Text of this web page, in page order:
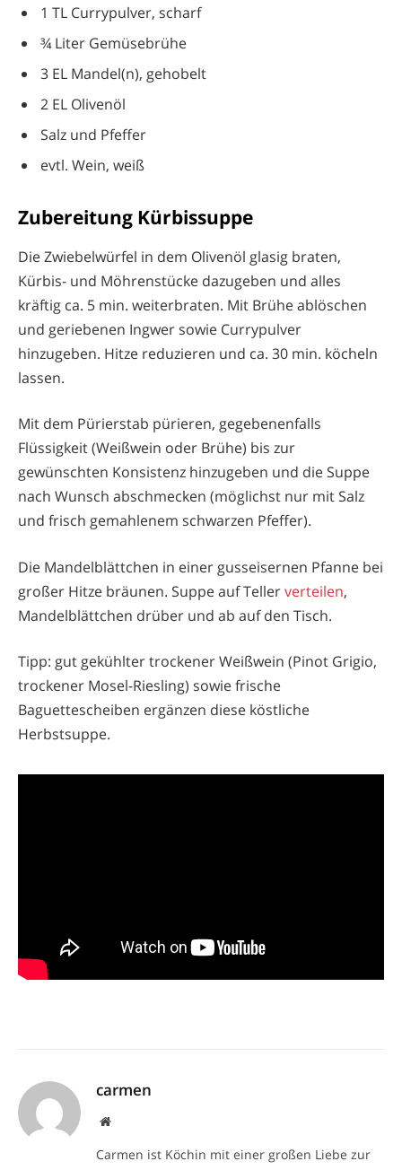
1 TL Currypulver, scharf
¾ Liter Gemüsebrühe
3 EL Mandel(n), gehobelt
2 EL Olivenöl
Salz und Pfeffer
evtl. Wein, weiß
Zubereitung Kürbissuppe
Die Zwiebelwürfel in dem Olivenöl glasig braten,
Kürbis- und Möhrenstücke dazugeben und alles
kräftig ca. 5 min. weiterbraten. Mit Brühe ablöschen
und geriebenen Ingwer sowie Currypulver
hinzugeben. Hitze reduzieren und ca. 30 min. köcheln
lassen.
Mit dem Pürierstab pürieren, gegebenenfalls
Flüssigkeit (Weißwein oder Brühe) bis zur
gewünschten Konsistenz hinzugeben und die Suppe
nach Wunsch abschmecken (möglichst nur mit Salz
und frisch gemahlenem schwarzen Pfeffer).
Die Mandelblättchen in einer gusseisernen Pfanne bei
großer Hitze bräunen. Suppe auf Tellerverteilen,
Mandelblättchen drüber und ab auf den Tisch.
Tipp: gut gekühlter trockener Weißwein (Pinot Grigio,
trockener Mosel-Riesling) sowie frische
Baguettescheiben ergänzen diese köstliche
Herbstsuppe.
carmen
Website
Carmen ist Köchin mit einer großen Liebe zur